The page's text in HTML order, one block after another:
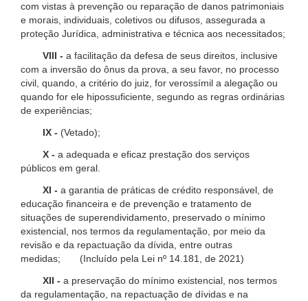
com vistas à prevenção ou reparação de danos patrimoniais
e morais, individuais, coletivos ou difusos, assegurada a
proteção Jurídica, administrativa e técnica aos necessitados;
VIII - a facilitação da defesa de seus direitos, inclusive
com a inversão do ônus da prova, a seu favor, no processo
civil, quando, a critério do juiz, for verossímil a alegação ou
quando for ele hipossuficiente, segundo as regras ordinárias
de experiências;
IX - (Vetado);
X - a adequada e eficaz prestação dos serviços
públicos em geral.
XI - a garantia de práticas de crédito responsável, de
educação financeira e de prevenção e tratamento de
situações de superendividamento, preservado o mínimo
existencial, nos termos da regulamentação, por meio da
revisão e da repactuação da dívida, entre outras
medidas; (Incluído pela Lei nº 14.181, de 2021)
XII - a preservação do mínimo existencial, nos termos
da regulamentação, na repactuação de dívidas e na